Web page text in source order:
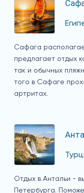
Сафага
предлагает отдых
так и обычных
того в Сафаге
артритах.
Отдых в Антальи -
Петербурга.